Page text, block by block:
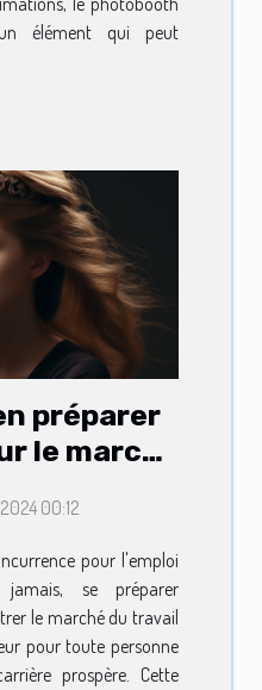
élément qui peut
préparer
le marché
00:12
pour l'emploi
se préparer
le marché du travail
pour toute personne
prospère. Cette